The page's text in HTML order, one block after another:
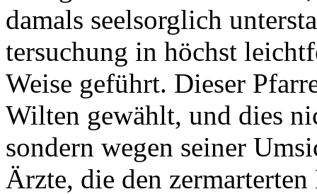
damals seelsorglich
tersuchung in höchst
Weise geführt. Dieser
Wilten gewählt, und dies
sondern wegen seiner
Ärzte, die den